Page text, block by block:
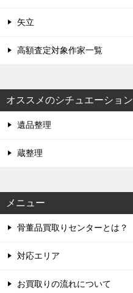
矢立
高額査定対象作家一覧
オススメのシチュエーション
遺品整理
蔵整理
メニュー
骨董品買取りセンターとは？
対応エリア
お買取りの流れについて